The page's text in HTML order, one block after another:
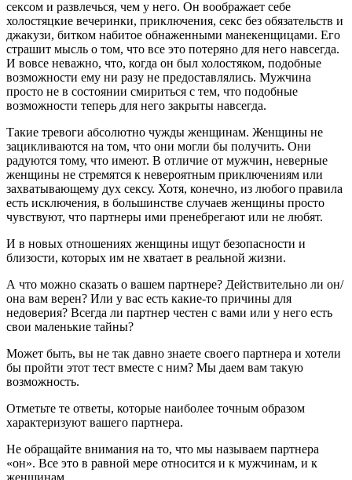
сексом и развлечься, чем у него. Он воображает себе
холостяцкие вечеринки, приключения, секс без обязательств и
джакузи, битком набитое обнаженными манекенщицами. Его
страшит мысль о том, что все это потеряно для него навсегда.
И вовсе неважно, что, когда он был холостяком, подобные
возможности ему ни разу не предоставлялись. Мужчина
просто не в состоянии смириться с тем, что подобные
возможности теперь для него закрыты навсегда.
Такие тревоги абсолютно чужды женщинам. Женщины не
зацикливаются на том, что они могли бы получить. Они
радуются тому, что имеют. В отличие от мужчин, неверные
женщины не стремятся к невероятным приключениям или
захватывающему дух сексу. Хотя, конечно, из любого правила
есть исключения, в большинстве случаев женщины просто
чувствуют, что партнеры ими пренебрегают или не любят.
И в новых отношениях женщины ищут безопасности и
близости, которых им не хватает в реальной жизни.
А что можно сказать о вашем партнере? Действительно ли он/
она вам верен? Или у вас есть какие-то причины для
недоверия? Всегда ли партнер честен с вами или у него есть
свои маленькие тайны?
Может быть, вы не так давно знаете своего партнера и хотели
бы пройти этот тест вместе с ним? Мы даем вам такую
возможность.
Отметьте те ответы, которые наиболее точным образом
характеризуют вашего партнера.
Не обращайте внимания на то, что мы называем партнера
«он». Все это в равной мере относится и к мужчинам, и к
женщинам.